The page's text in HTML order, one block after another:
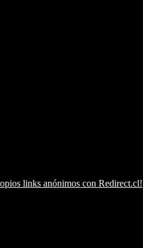
links anónimos con Redirect.cl!